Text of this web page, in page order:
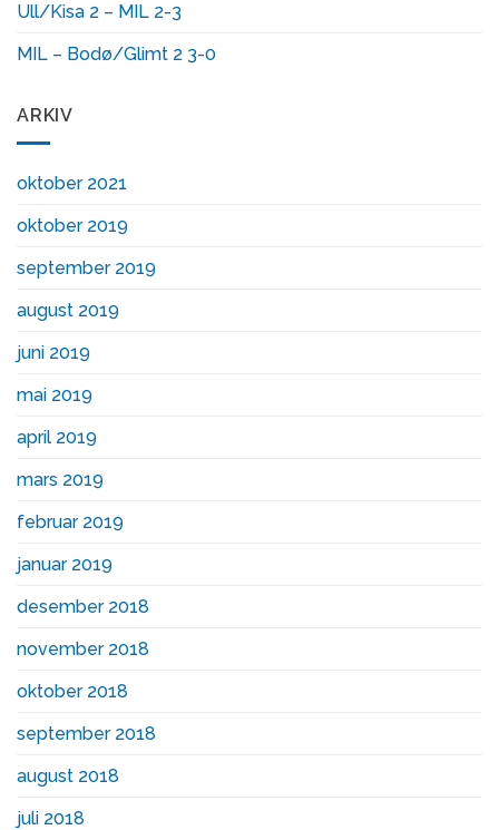
Ull/Kisa 2 – MIL 2-3
MIL – Bodø/Glimt 2 3-0
ARKIV
oktober 2021
oktober 2019
september 2019
august 2019
juni 2019
mai 2019
april 2019
mars 2019
februar 2019
januar 2019
desember 2018
november 2018
oktober 2018
september 2018
august 2018
juli 2018